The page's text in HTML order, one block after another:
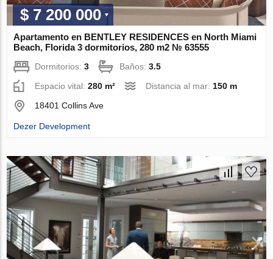
$ 7 200 000
Apartamento en BENTLEY RESIDENCES en North Miami
Beach, Florida 3 dormitorios, 280 m2 № 63555
Dormitorios:3 Baños:3.5
Espacio vital:280 m² Distancia al mar: 150 m
18401 Collins Ave
Dezer Development